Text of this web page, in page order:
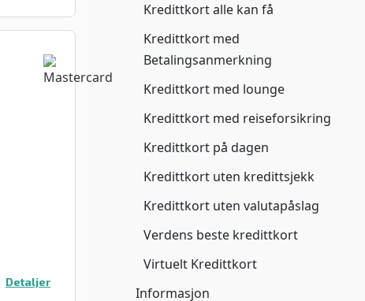
Detaljer
Kredittkort alle kan få
Kredittkort med
Betalingsanmerkning
Kredittkort med lounge
Kredittkort med reiseforsikring
Kredittkort på dagen
Kredittkort uten kredittsjekk
Kredittkort uten valutapåslag
Verdens beste kredittkort
Virtuelt Kredittkort
Informasjon